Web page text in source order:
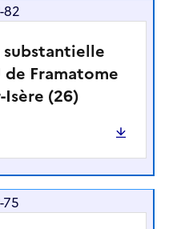
82
Framatome
Isère (26)
75